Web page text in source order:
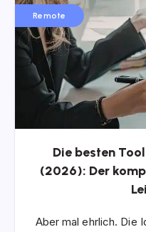
Remote
Die besten
(2026): Der
Aber mal ehrlich. Die